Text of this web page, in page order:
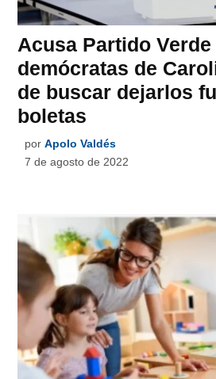
Acusa Partido Verde
demócratas de
de buscar dejarlos
boletas
por Apolo Valdés
7 de agosto de 2022